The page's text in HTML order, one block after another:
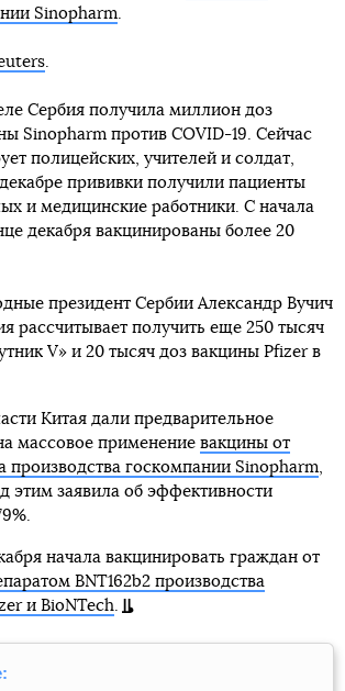
Sinopharm.
.
Сербия получила миллион доз
Sinopharm против COVID-19. Сейчас
полицейских, учителей и солдат,
прививки получили пациенты
и медицинские работники. С начала
декабря вакцинированы более 20
президент Сербии Александр Вучич
рассчитывает получить еще 250 тысяч
V» и 20 тысяч доз вакцины Pfizer в
Китая дали предварительное
массовое применение вакцины от
производства госкомпании Sinopharm,
этим заявила об эффективности
начала вакцинировать граждан от
BNT162b2 производства
и BioNTech.